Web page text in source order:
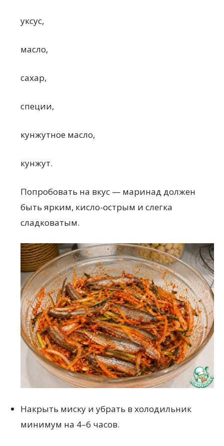
уксус,
масло,
сахар,
специи,
кунжутное масло,
кунжут.
Попробовать на вкус — маринад должен
быть ярким, кисло-острым и слегка
сладковатым.
Накрыть миску и убрать в холодильник
минимум на 4–6 часов.